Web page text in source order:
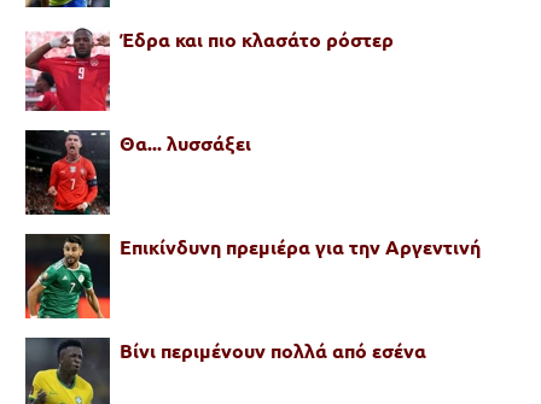
Έδρα και πιο κλασάτο ρόστερ
Θα... λυσσάξει
Επικίνδυνη πρεμιέρα για την Αργεντινή
Βίνι περιμένουν πολλά από εσένα